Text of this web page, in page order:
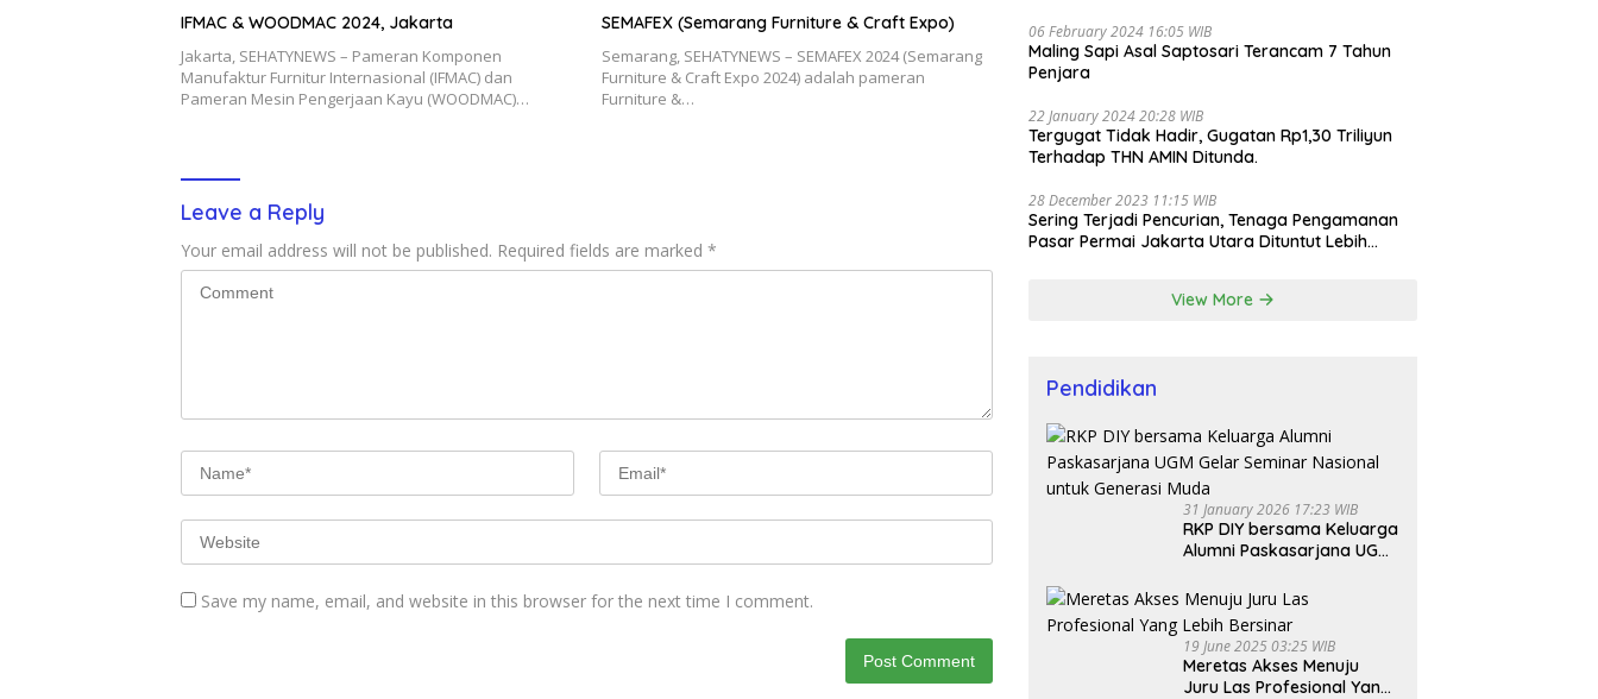
IFMAC & WOODMAC 2024, Jakarta
Jakarta, SEHATYNEWS – Pameran Komponen
Manufaktur Furnitur Internasional (IFMAC) dan
Pameran Mesin Pengerjaan Kayu (WOODMAC)…
SEMAFEX (Semarang Furniture & Craft Expo)
Semarang, SEHATYNEWS – SEMAFEX 2024 (Semarang
Furniture & Craft Expo 2024) adalah pameran
Furniture &…
Leave a Reply
Your email address will not be published. Required fields are marked *
Save my name, email, and website in this browser for the next time I comment.
06 February 2024 16:05 WIB
Maling Sapi Asal Saptosari Terancam 7 Tahun
Penjara
22 January 2024 20:28 WIB
Tergugat Tidak Hadir, Gugatan Rp1,30 Triliyun
Terhadap THN AMIN Ditunda.
28 December 2023 11:15 WIB
Sering Terjadi Pencurian, Tenaga Pengamanan
Pasar Permai Jakarta Utara Dituntut Lebih
View More
Pendidikan
31 January 2026 17:23 WIB
RKP DIY bersama Keluarga
Alumni Paskasarjana UGM
untuk Generasi Muda
19 June 2025 03:25 WIB
Meretas Akses Menuju
Juru Las Profesional Yang